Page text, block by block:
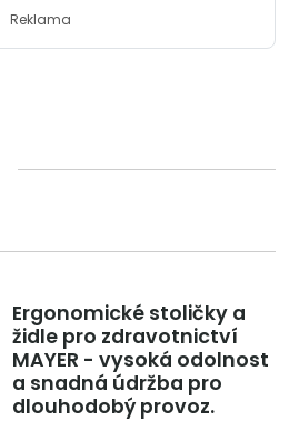
Reklama
Ergonomické stoličky a
židle pro zdravotnictví
MAYER - vysoká odolnost
a snadná údržba pro
dlouhodobý provoz.